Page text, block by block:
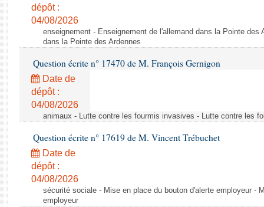
dépôt :
04/08/2026
enseignement - Enseignement de l'allemand dans la Pointe des
dans la Pointe des Ardennes
Question écrite n° 17470 de M. François Gernigon
Date de
dépôt :
04/08/2026
animaux - Lutte contre les fourmis invasives - Lutte contre les
Question écrite n° 17619 de M. Vincent Trébuchet
Date de
dépôt :
04/08/2026
sécurité sociale - Mise en place du bouton d'alerte employeur -
employeur